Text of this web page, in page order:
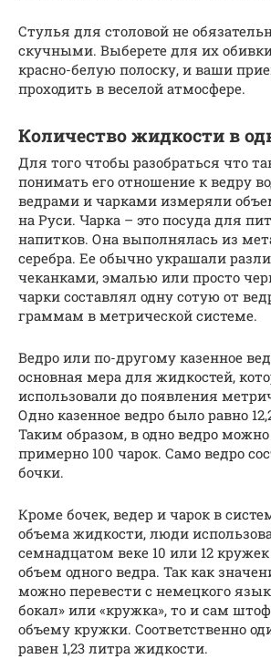
Стулья для столовой не
скучными. Выберете для их
красно-белую полоску, и ваши
проходить в веселой атмосфере.
Количество жидкости в
Для того чтобы разобраться что
понимать его отношение к ведру
ведрами и чарками измеряли
на Руси. Чарка – это посуда для
напитков. Она выполнялась из
серебра. Ее обычно украшали
чеканками, эмалью или просто
чарки составлял одну сотую от
граммам в метрической системе.
Ведро или по-другому казенное
основная мера для жидкостей,
использовали до появления
Одно казенное ведро было равно
Таким образом, в одно ведро
примерно 100 чарок. Само ведро
бочки.
Кроме бочек, ведер и чарок в
объема жидкости, люди
семнадцатом веке 10 или 12
объем одного ведра. Так как
можно перевести с немецкого
бокал» или «кружка», то и сам
объему кружки. Соответственно
равен 1,23 литра жидкости.